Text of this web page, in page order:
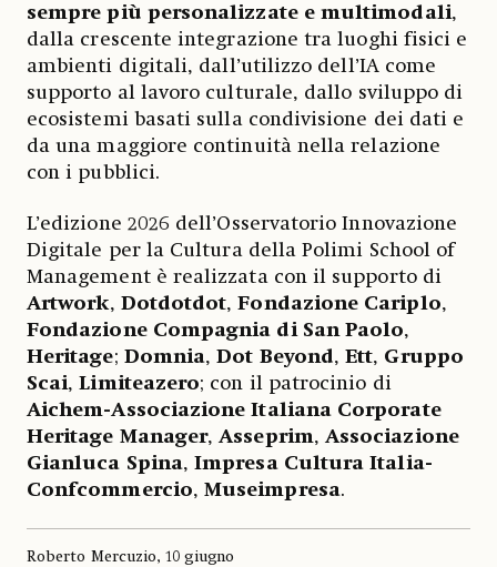
sempre più personalizzate e multimodali,
dalla crescente integrazione tra luoghi fisici e
ambienti digitali, dall’utilizzo dell’IA come
supporto al lavoro culturale, dallo sviluppo di
ecosistemi basati sulla condivisione dei dati e
da una maggiore continuità nella relazione
con i pubblici.
L’edizione 2026 dell’Osservatorio Innovazione
Digitale per la Cultura della Polimi School of
Management è realizzata con il supporto di
Artwork, Dotdotdot,Fondazione Cariplo,
Fondazione Compagnia di San Paolo,
Heritage; Domnia,Dot Beyond,Ett, Gruppo
Scai,Limiteazero; con il patrocinio di
Aichem-Associazione Italiana Corporate
Heritage Manager,Asseprim, Associazione
Gianluca Spina,Impresa Cultura Italia-
Confcommercio,Museimpresa.
Roberto Mercuzio, 10 giugno